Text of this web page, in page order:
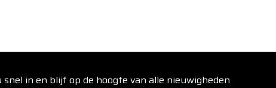
snel in en blijf op de hoogte van alle nieuwigheden